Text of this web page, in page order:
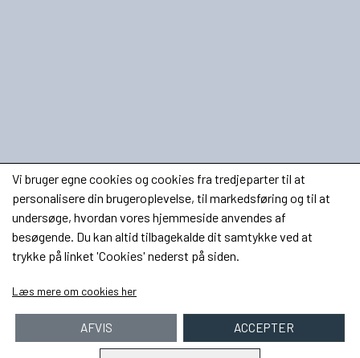
Vi bruger egne cookies og cookies fra tredjeparter til at
personalisere din brugeroplevelse, til markedsføring og til at
undersøge, hvordan vores hjemmeside anvendes af
besøgende. Du kan altid tilbagekalde dit samtykke ved at
trykke på linket 'Cookies' nederst på siden.
Læs mere om cookies her
AFVIS ACCEPTER